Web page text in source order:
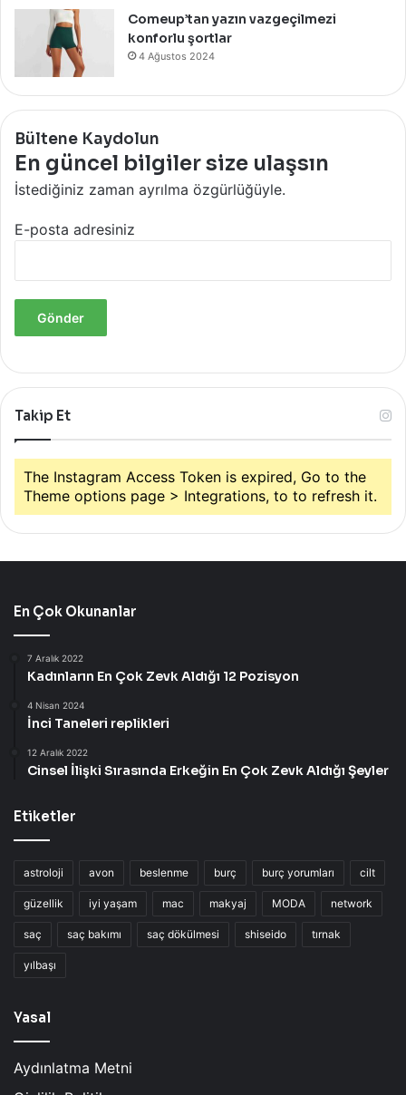
Comeup’tan yazın vazgeçilmezi
konforlu şortlar
4 Ağustos 2024
Bültene Kaydolun
En güncel bilgiler size ulaşsın
İstediğiniz zaman ayrılma özgürlüğüyle.
E-posta adresiniz
Takip Et
The Instagram Access Token is expired, Go to the
Theme options page > Integrations, to to refresh it.
En Çok Okunanlar
7 Aralık 2022
Kadınların En Çok Zevk Aldığı 12 Pozisyon
4 Nisan 2024
İnci Taneleri replikleri
12 Aralık 2022
Cinsel İlişki Sırasında Erkeğin En Çok Zevk Aldığı Şeyler
Etiketler
astroloji avon beslenme burç burç yorumları cilt
güzellik iyi yaşam mac makyaj MODA network
saç saç bakımı saç dökülmesi shiseido tırnak
yılbaşı
Yasal
Aydınlatma Metni